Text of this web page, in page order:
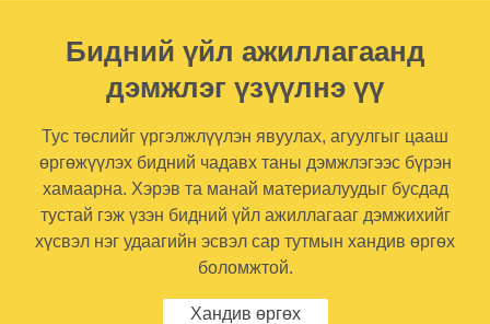
Бидний үйл ажиллагаанд
дэмжлэг үзүүлнэ үү
Тус төслийг үргэлжлүүлэн явуулах, агуулгыг цааш
өргөжүүлэх бидний чадавх таны дэмжлэгээс бүрэн
хамаарна. Хэрэв та манай материалуудыг бусдад
тустай гэж үзэн бидний үйл ажиллагааг дэмжихийг
хүсвэл нэг удаагийн эсвэл сар тутмын хандив өргөх
боломжтой.
Хандив өргөх